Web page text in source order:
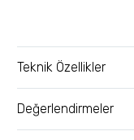
Teknik Özellikler
Değerlendirmeler